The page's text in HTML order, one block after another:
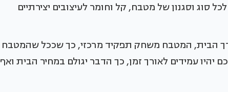
סוג וסגנון של מטבח, קל וחומר לעיצובים יצירתיים
הבית, המטבח משחק תפקיד מרכזי, כך שככל שהמטבח
עמידים לאורך זמן, כך הדבר יגולם במחיר הבית ואף